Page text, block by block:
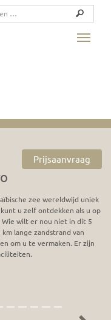
Prijsaanvraag
zee wereldwijd uniek
u zelf ontdekken als u op
Wie wilt er nou niet in dit 5
lange zandstrand van
om u te vermaken. Er zijn